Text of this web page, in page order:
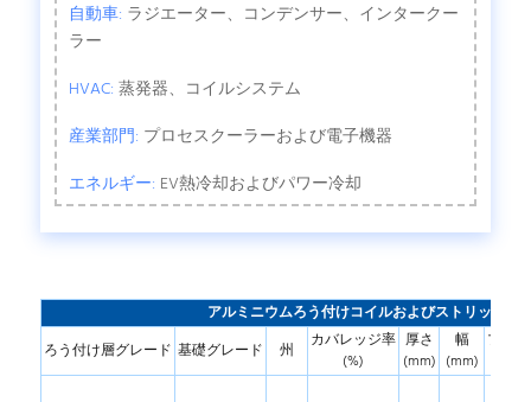
自動車: ラジエーター、コンデンサー、インタークー
ラー
HVAC: 蒸発器、コイルシステム
産業部門: プロセスクーラーおよび電子機器
エネルギー: EV熱冷却およびパワー冷却
アルミニウムろう付けコイルおよびストリップの
ろう付け層グレード 基礎グレード 州
カバレッジ率
(%)
厚さ
(mm)
幅
(mm)
プレ